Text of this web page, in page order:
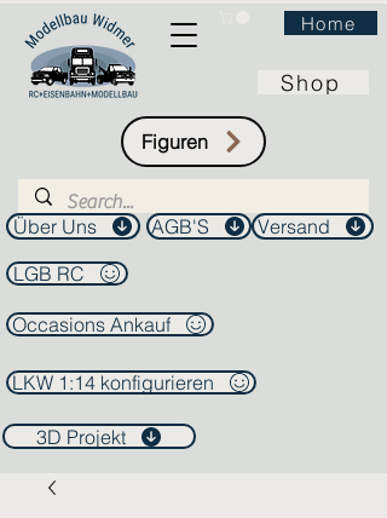
Home
Shop
Figuren
Über Uns AGB'S
Versand
LGB RC
Occasions Ankauf
LKW 1:14 konfigurieren
3D Projekt